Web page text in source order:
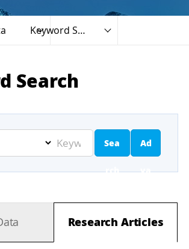
Keyword Search
Search
Sea
rch
Ad
va
ed
Research Articles